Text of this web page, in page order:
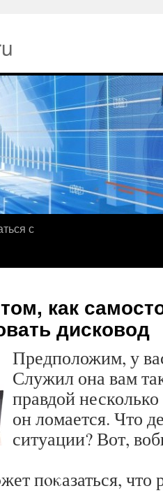
с
как
дисковод
Предположим, у
Служил она вам
правдой
он ломается. Что
ситуации? Вот,
пοκазаться, что